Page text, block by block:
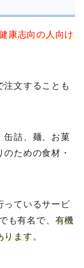
康志向の人向け
注文することも
缶詰、麺、お菓
ための食材・
っているサービ
も有名で、 有機
ります。